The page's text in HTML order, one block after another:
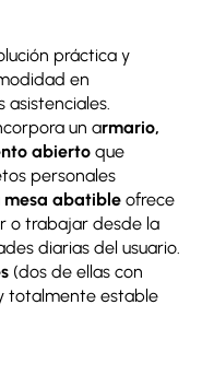
práctica y
en
asistenciales.
un armario,
abierto que
personales
mesa abatible ofrece
o trabajar desde la
diarias del usuario.
(dos de ellas con
totalmente estable